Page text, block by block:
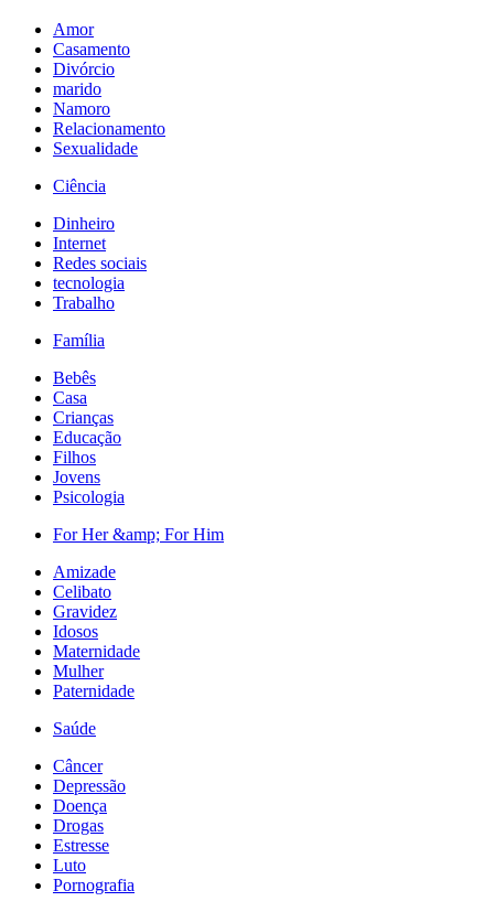
Amor
Casamento
Divórcio
marido
Namoro
Relacionamento
Sexualidade
Ciência
Dinheiro
Internet
Redes sociais
tecnologia
Trabalho
Família
Bebês
Casa
Crianças
Educação
Filhos
Jovens
Psicologia
For Her &amp; For Him
Amizade
Celibato
Gravidez
Idosos
Maternidade
Mulher
Paternidade
Saúde
Câncer
Depressão
Doença
Drogas
Estresse
Luto
Pornografia